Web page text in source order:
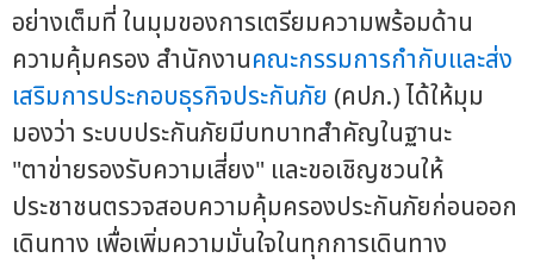
อย่างเต็มที่ ในมุมของการเตรียมความพร้อมด้าน
ความคุ้มครอง สำนักงานคณะกรรมการกำกับและส่ง
เสริมการประกอบธุรกิจประกันภัย (คปภ.) ได้ให้มุม
มองว่า ระบบประกันภัยมีบทบาทสำคัญในฐานะ
"ตาข่ายรองรับความเสี่ยง" และขอเชิญชวนให้
ประชาชนตรวจสอบความคุ้มครองประกันภัยก่อนออก
เดินทาง เพื่อเพิ่มความมั่นใจในทุกการเดินทาง